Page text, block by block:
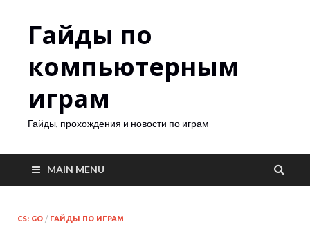
Гайды по
компьютерным
играм
Гайды, прохождения и новости по играм
MAIN MENU
CS: GO / ГАЙДЫ ПО ИГРАМ